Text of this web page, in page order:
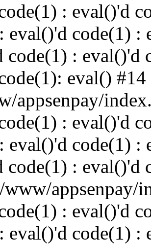
: eval()'d
eval()'d code(1) :
code(1) : eval()'d
eval() #14
appsenpay/
: eval()'d
eval()'d code(1) :
code(1) : eval()'d
appsenpay/
: eval()'d
eval()'d code(1) :